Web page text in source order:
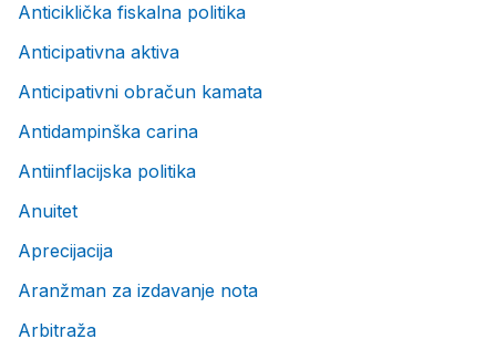
Anticiklička fiskalna politika
Anticipativna aktiva
Anticipativni obračun kamata
Antidampinška carina
Antiinflacijska politika
Anuitet
Aprecijacija
Aranžman za izdavanje nota
Arbitraža